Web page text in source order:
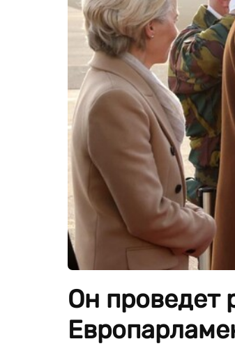
Он проведет